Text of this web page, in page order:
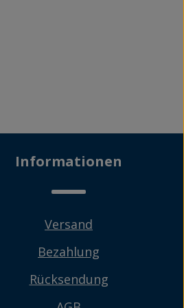
Informationen
Versand
Bezahlung
Rücksendung